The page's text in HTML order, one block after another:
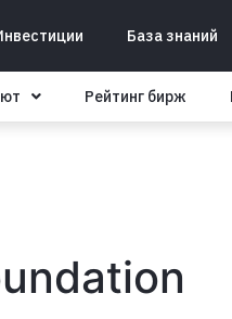
База знаний
Рейтинг бирж